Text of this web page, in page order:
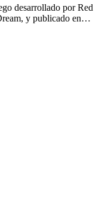
desarrollado por Red
y publicado en…